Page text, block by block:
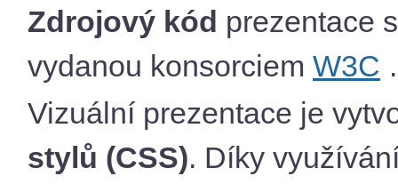
Zdrojový kód prezentace
vydanou konsorciem W3C .
Vizuální prezentace je
stylů (CSS). Díky